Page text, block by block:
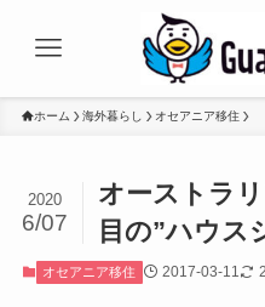
ホーム 海外暮らし オセアニア移住
オーストラ
目の”ハウス
2020
6/07
オセアニア移住 2017-03-11